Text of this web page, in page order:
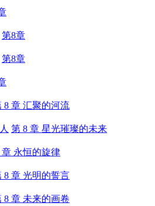
第8章
第8章
8 章 汇聚的河流
第 8 章 星光璀璨的未来
章 永恒的旋律
8 章 光明的誓言
8 章 未来的画卷